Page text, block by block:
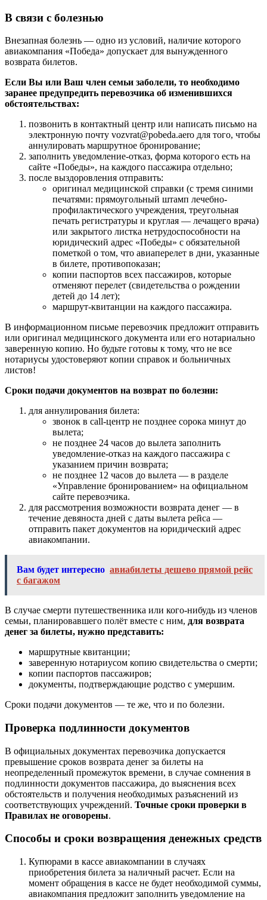
В связи с болезнью
Внезапная болезнь — одно из условий, наличие которого
авиакомпания «Победа» допускает для вынужденного
возврата билетов.
Если Вы или Ваш член семьи заболели, то необходимо
заранее предупредить перевозчика об изменившихся
обстоятельствах:
позвонить в контактный центр или написать письмо на
электронную почту vozvrat@pobeda.aero для того, чтобы
аннулировать маршрутное бронирование;
заполнить уведомление-отказ, форма которого есть на
сайте «Победы», на каждого пассажира отдельно;
после выздоровления отправить:
оригинал медицинской справки (с тремя синими
печатями: прямоугольный штамп лечебно-
профилактического учреждения, треугольная
печать регистратуры и круглая — лечащего врача)
или закрытого листка нетрудоспособности на
юридический адрес «Победы» с обязательной
пометкой о том, что авиаперелет в дни, указанные
в билете, противопоказан;
копии паспортов всех пассажиров, которые
отменяют перелет (свидетельства о рождении
детей до 14 лет);
маршрут-квитанции на каждого пассажира.
В информационном письме перевозчик предложит отправить
или оригинал медицинского документа или его нотариально
заверенную копию. Но будьте готовы к тому, что не все
нотариусы удостоверяют копии справок и больничных
листов!
Сроки подачи документов на возврат по болезни:
для аннулирования билета:
звонок в call-центр не позднее сорока минут до
вылета;
не позднее 24 часов до вылета заполнить
уведомление-отказ на каждого пассажира с
указанием причин возврата;
не позднее 12 часов до вылета — в разделе
«Управление бронированием» на официальном
сайте перевозчика.
для рассмотрения возможности возврата денег — в
течение девяноста дней с даты вылета рейса —
отправить пакет документов на юридический адрес
авиакомпании.
Вам будет интересно авиабилеты дешево прямой рейс
с багажом
В случае смерти путешественника или кого-нибудь из членов
семьи, планировавшего полёт вместе с ним, для возврата
денег за билеты, нужно представить:
маршрутные квитанции;
заверенную нотариусом копию свидетельства о смерти;
копии паспортов пассажиров;
документы, подтверждающие родство с умершим.
Сроки подачи документов — те же, что и по болезни.
Проверка подлинности документов
В официальных документах перевозчика допускается
превышение сроков возврата денег за билеты на
неопределенный промежуток времени, в случае сомнения в
подлинности документов пассажира, до выяснения всех
обстоятельств и получения необходимых разъяснений из
соответствующих учреждений. Точные сроки проверки в
Правилах не оговорены.
Способы и сроки возвращения денежных средств
Купюрами в кассе авиакомпании в случаях
приобретения билета за наличный расчет. Если на
момент обращения в кассе не будет необходимой суммы,
авиакомпания предложит заполнить уведомление на